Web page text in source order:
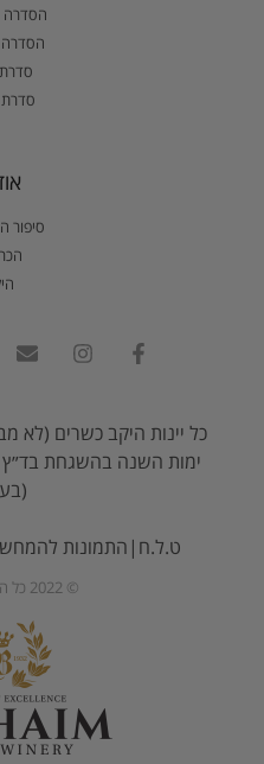
הסדרה
הסדרה
סדרת
סיפור
כל יינות היקב כשרים (לא
ימות השנה בהשגחת בד״ץ
ט.ל.ח|התמונות
© 2022 כל הזכויות שמורות